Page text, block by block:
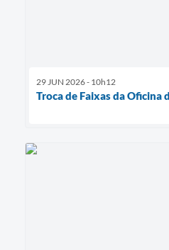
29 JUN 2026 - 10h12
Troca de Faixas da Oficina